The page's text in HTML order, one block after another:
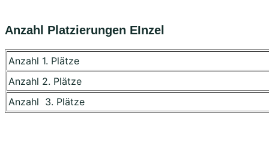
Anzahl Platzierungen EInzel
Anzahl 1. Plätze
Anzahl 2. Plätze
Anzahl 3. Plätze